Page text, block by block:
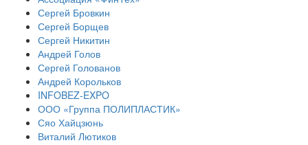
Сергей Бровкин
Сергей Борщев
Сергей Никитин
Андрей Голов
Сергей Голованов
Андрей Корольков
INFOBEZ-EXPO
ООО «Группа ПОЛИПЛАСТИК»
Сяо Хайцзюнь
Виталий Лютиков